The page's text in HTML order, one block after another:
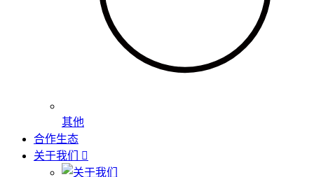
其他
合作生态
关于我们